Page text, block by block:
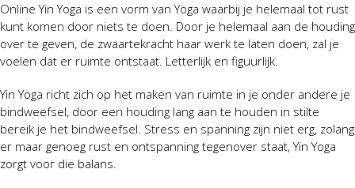
Online Yin Yoga is een vorm van Yoga waarbij je helemaal tot rust
kunt komen door niets te doen. Door je helemaal aan de houding
over te geven, de zwaartekracht haar werk te laten doen, zal je
voelen dat er ruimte ontstaat. Letterlijk en figuurlijk.
Yin Yoga richt zich op het maken van ruimte in je onder andere je
bindweefsel, door een houding lang aan te houden in stilte
bereik je het bindweefsel. Stress en spanning zijn niet erg, zolang
er maar genoeg rust en ontspanning tegenover staat, Yin Yoga
zorgt voor die balans.